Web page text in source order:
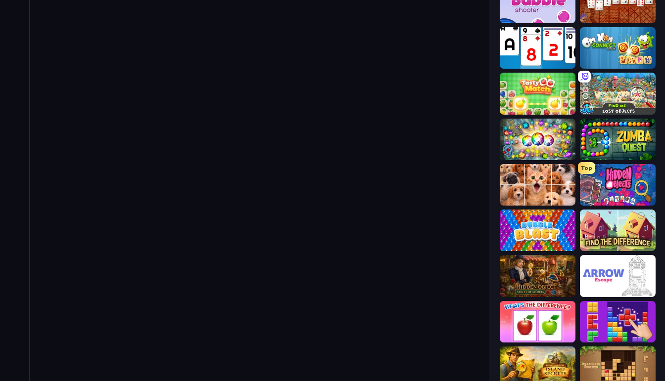
Bubble Shooter Algerian Solitaire
Social Solitaire Om Nom Connect Classic
Tasty Match: Mahjong Pairs Find Me: Lost Objects
Forgotten Treasure 2 Zumba Quest
Jigpic Solitaire
Top
Hidden Objects
Bubble Blast Find The Difference
Hidden Object: Street Of Secrets Arrow Escape
What's The Difference? BlockBuster Puzzle